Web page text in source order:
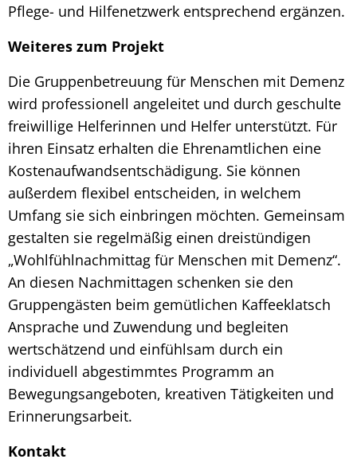
Pflege- und Hilfenetzwerk entsprechend ergänzen.
Weiteres zum Projekt
Die Gruppenbetreuung für Menschen mit Demenz
wird professionell angeleitet und durch geschulte
freiwillige Helferinnen und Helfer unterstützt. Für
ihren Einsatz erhalten die Ehrenamtlichen eine
Kostenaufwandsentschädigung. Sie können
außerdem flexibel entscheiden, in welchem
Umfang sie sich einbringen möchten. Gemeinsam
gestalten sie regelmäßig einen dreistündigen
„Wohlfühlnachmittag für Menschen mit Demenz“.
An diesen Nachmittagen schenken sie den
Gruppengästen beim gemütlichen Kaffeeklatsch
Ansprache und Zuwendung und begleiten
wertschätzend und einfühlsam durch ein
individuell abgestimmtes Programm an
Bewegungsangeboten, kreativen Tätigkeiten und
Erinnerungsarbeit.
Kontakt